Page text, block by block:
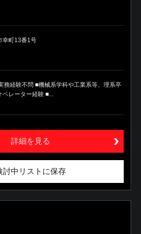
幸町13番1号
務経験不問 ■機械系学科や工業系等、理系卒
ペレーター経験 ■...
詳細を見る
討中リストに保存